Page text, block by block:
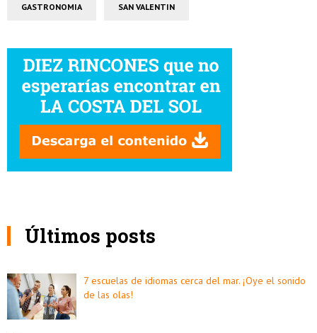
GASTRONOMIA SAN VALENTIN
Últimos posts
7 escuelas de idiomas cerca del mar. ¡Oye el sonido
de las olas!